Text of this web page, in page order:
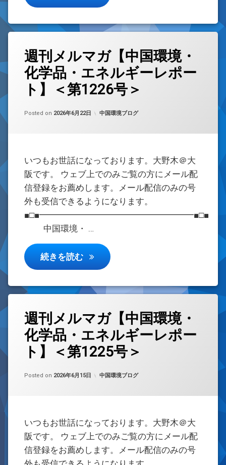
週刊メルマガ【中国環境・
化学品・エネルギーレポー
ト】＜第1226号＞
Posted on 2026年6月22日
Updated on 2026年6月22日
byw059105
カテゴリー:
中国環境ブログ
いつもお世話になっております。大野木＠大
阪です。 ウェブ上でのみご覧の方にメール配
信登録をお薦めします。メール配信のみの号
外も受信できるようになります。
■□■━━━━━━━━━━━━━━━━━━■□■
中国環境・ …
続きを読む 週刊メルマガ【中国環境・化学品
週刊メルマガ【中国環境・
化学品・エネルギーレポー
ト】＜第1225号＞
Posted on 2026年6月15日
Updated on 2026年6月15日
byw059105
カテゴリー:
中国環境ブログ
いつもお世話になっております。大野木＠大
阪です。 ウェブ上でのみご覧の方にメール配
信登録をお薦めします。メール配信のみの号